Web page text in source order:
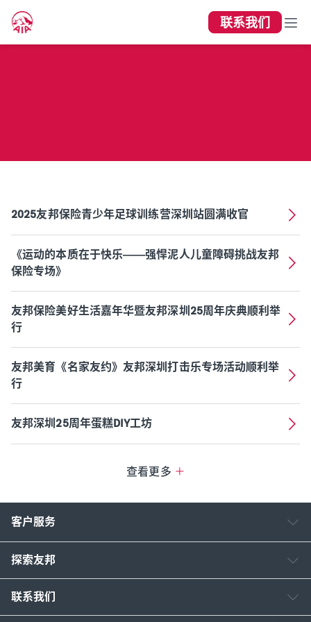
联系我们
深圳分公司市场活动专栏
2025友邦保险青少年足球训练营深圳站圆满收官
《运动的本质在于快乐——强悍泥人儿童障碍挑战友邦
保险专场》
友邦保险美好生活嘉年华暨友邦深圳25周年庆典顺利举
行
友邦美育《名家友约》友邦深圳打击乐专场活动顺利举
行
友邦深圳25周年蛋糕DIY工坊
查看更多
客户服务
探索友邦
联系我们